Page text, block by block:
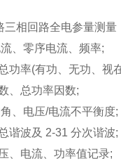
相回路全电参量测量
零序电流、频率;
率(有功、无功、视
总功率因数;
电压/电流不平衡度;
波及 2-31 分次谐波;
电流、功率值记录;